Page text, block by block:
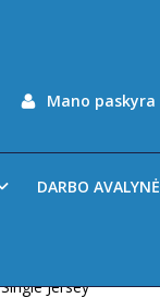
Mano paskyra
DARBO AVALYNĖ
Jersey